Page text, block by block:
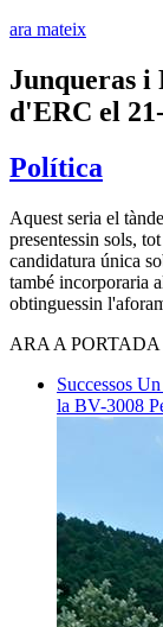
ara mateix
Junqueras i
d'ERC el
Política
Aquest seria el
presentessin sols,
candidatura única
també incorporaria
obtinguessin
ARA A PORTADA
Successos Un
la BV-3008